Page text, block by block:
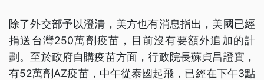
除了外交部予以澄清，美方也有消息指出，美國已經
捐送台灣250萬劑疫苗，目前沒有要額外追加的計
劃。至於政府自購疫苗方面，行政院長蘇貞昌證實，
有52萬劑AZ疫苗，中午從泰國起飛，已經在下午3點